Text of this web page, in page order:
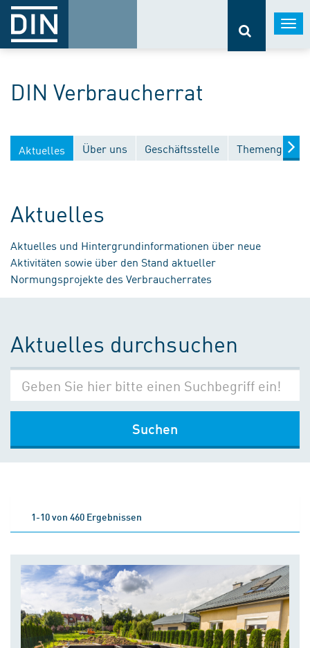
DIN Verbraucherrat
Aktuelles Über uns Geschäftsstelle
Aktuelles
Aktuelles und Hintergrundinformationen über neue
Aktivitäten sowie über den Stand aktueller
Normungsprojekte des Verbraucherrates
Aktuelles durchsuchen
Suchen
1-10 von 460 Ergebnissen